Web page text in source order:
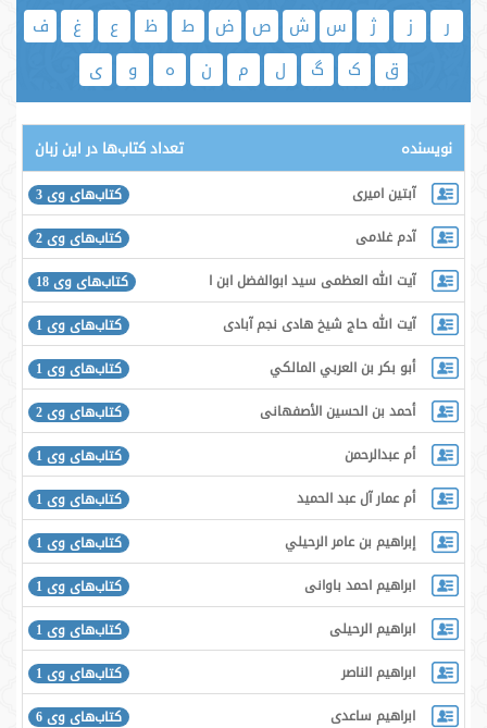
ر
ز ژ س ش ص ض ط ظ ع غ
ف
ق
ک گ ل م ن ه و ی
نویسنده تعداد کتاب‌ها در این زبان
آبتین امیری
کتاب‌های وی 3
آدم غلامی
کتاب‌های وی 2
آیت الله العظمی سید ابوالفضل ابن الرضا برقعی قمیکتاب‌های وی 18
آیت الله حاج شیخ هادی نجم آبادی
کتاب‌های وی 1
أبو بكر بن العربي المالكي
کتاب‌های وی 1
أحمد بن الحسین الأصفهانی
کتاب‌های وی 2
أم عبدالرحمن
کتاب‌های وی 1
أم عمار آل عبد الحمید
کتاب‌های وی 1
إبراهيم بن عامر الرحيلي
کتاب‌های وی 1
ابراهیم احمد باوانی
کتاب‌های وی 1
ابراهیم الرحیلی
کتاب‌های وی 1
ابراهیم الناصر
کتاب‌های وی 1
ابراهیم ساعدی
کتاب‌های وی 6